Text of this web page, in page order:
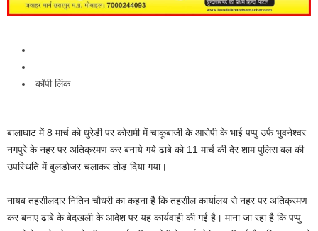
कॉपी लिंक
बालाघाट में 8 मार्च को धुरेड़ी पर कोसमी में चाकूबाजी के आरोपी के भाई पप्पु उर्फ भुवनेश्वर
नगपुरे के नहर पर अतिक्रमण कर बनाये गये ढाबे को 11 मार्च की देर शाम पुलिस बल की
उपस्थिति में बुलडोजर चलाकर तोड़ दिया गया।
नायब तहसीलदार नितिन चौधरी का कहना है कि तहसील कार्यालय से नहर पर अतिक्रमण
कर बनाए ढाबे के बेदखली के आदेश पर यह कार्यवाही की गई है। माना जा रहा है कि पप्पु